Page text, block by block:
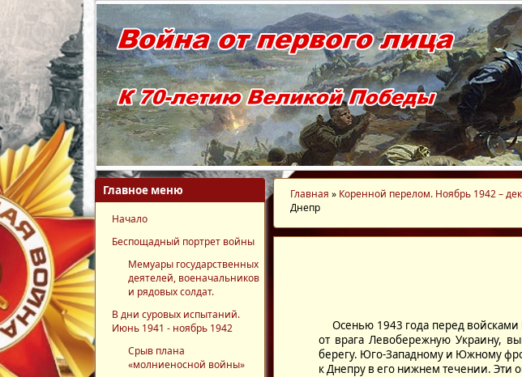
Главная » Коренной перелом. Ноябрь 1942 –
Днепр
Осенью 1943 года перед войсками
от врага Левобережную Украину,
берегу. Юго-Западному и Южному
к Днепру в его нижнем течении.
Главное меню
Начало
Беспощадный портрет войны
Мемуары государственных
деятелей, военачальников
и рядовых солдат.
В дни суровых испытаний.
Июнь 1941 - ноябрь 1942
Срыв плана
«молниеносной войны»